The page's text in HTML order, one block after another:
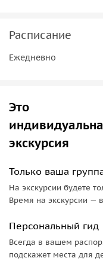
открытым небом,
Расписание
Ежедневно
Это
экскурсия
Только ваша
На экскурсии будете
Время на экскурсии —
Персональный гид
Всегда в вашем
подскажет места для